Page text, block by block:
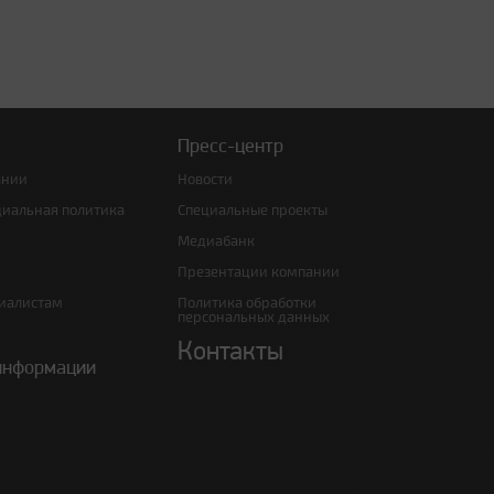
политика
Пресс-центр
Новости
Специальные проекты
Медиабанк
Презентации компании
Политика обработки
персональных данных
Контакты